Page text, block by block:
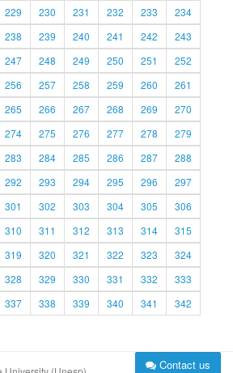
229 230 231 232 233
234
238 239 240 241 242
243
247 248 249 250 251
252
256 257 258 259 260
261
265 266 267 268 269
270
274 275 276 277 278
279
283 284 285 286 287
288
292 293 294 295 296
297
301 302 303 304 305
306
310 311 312 313 314
315
319 320 321 322 323
324
328 329 330 331 332
333
337 338 339 340 341
342
Contact us